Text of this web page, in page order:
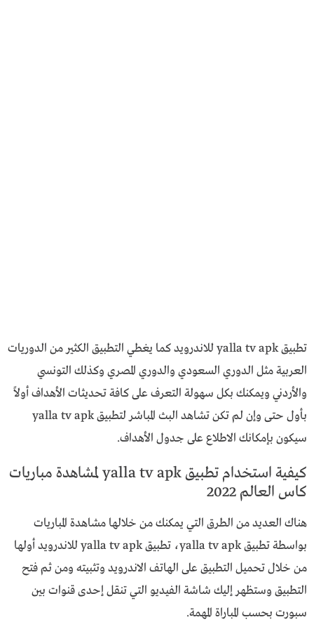
تطبيق yalla tv apk للاندرويد كما يغطي التطبيق الكثير من الدوريات
العربية مثل الدوري السعودي والدوري المصري وكذلك التونسي
والأردني ويمكنك بكل سهولة التعرف على كافة تحديثات الأهداف أولاً
بأول حتى وإن لم تكن تشاهد البث المباشر لتطبيق yalla tv apk
سيكون بإمكانك الاطلاع على جدول الأهداف.
كيفية استخدام تطبيق yalla tv apk لمشاهدة مباريات
كاس العالم 2022
هناك العديد من الطرق التي يمكنك من خلالها مشاهدة المباريات
بواسطة تطبيق yalla tv apk، تطبيق yalla tv apk للاندرويد أولها
من خلال تحميل التطبيق على الهاتف الاندرويد وتثبيته ومن ثم فتح
التطبيق وستظهر إليك شاشة الفيديو التي تنقل إحدى قنوات بين
سبورت بحسب المباراة المهمة.